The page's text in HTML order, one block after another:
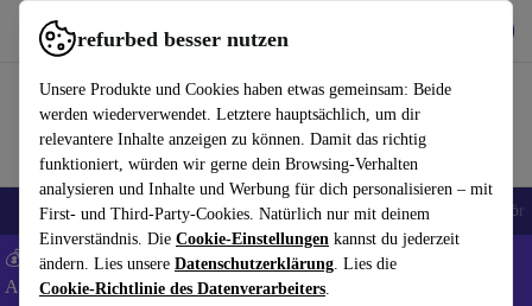
refurbed besser nutzen
Unsere Produkte und Cookies haben etwas gemeinsam: Beide
werden wiederverwendet. Letztere hauptsächlich, um dir
relevantere Inhalte anzeigen zu können. Damit das richtig
funktioniert, würden wir gerne dein Browsing-Verhalten
analysieren und Inhalte und Werbung für dich personalisieren – mit
First- und Third-Party-Cookies. Natürlich nur mit deinem
Einverständnis. Die Cookie-Einstellungen kannst du jederzeit
ändern. Lies unsere Datenschutzerklärung. Lies die
Cookie-Richtlinie des Datenverarbeiters.
refurbed schnell und einfach nutzen
🎒 Back to school Handys Laptops Tablets Smartwatches Zubehör
💰 Extra -5% auf Samsung- und Google-Smartphones - Code:
ANDROID5 -AGB